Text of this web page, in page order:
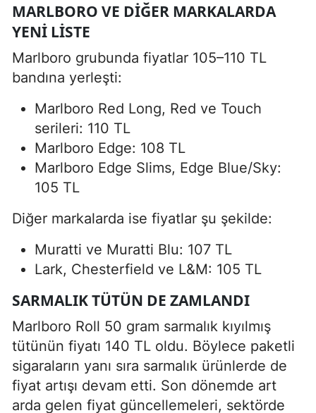
MARLBORO VE DIĞER MARKALARDA
YENI LISTE
Marlboro grubunda fiyatlar 105–110 TL
bandına yerleşti:
Marlboro Red Long, Red ve Touch
serileri: 110 TL
Marlboro Edge: 108 TL
Marlboro Edge Slims, Edge Blue/Sky:
105 TL
Diğer markalarda ise fiyatlar şu şekilde:
Muratti ve Muratti Blu: 107 TL
Lark, Chesterfield ve L&M: 105 TL
SARMALIK TÜTÜN DE ZAMLANDI
Marlboro Roll 50 gram sarmalık kıyılmış
tütünün fiyatı 140 TL oldu. Böylece paketli
sigaraların yanı sıra sarmalık ürünlerde de
fiyat artışı devam etti. Son dönemde art
arda gelen fiyat güncellemeleri, sektörde